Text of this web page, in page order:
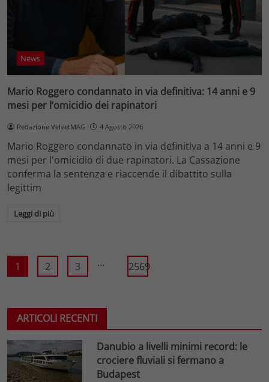
News
Mario Roggero condannato in via definitiva: 14 anni e 9
mesi per l’omicidio dei rapinatori
Redazione VelvetMAG 4 Agosto 2026
Mario Roggero condannato in via definitiva a 14 anni e 9
mesi per l'omicidio di due rapinatori. La Cassazione
conferma la sentenza e riaccende il dibattito sulla
legittim
Leggi di più
1 2 3 ... 2569
ARTICOLI RECENTI
Danubio a livelli minimi record: le
crociere fluviali si fermano a
Budapest